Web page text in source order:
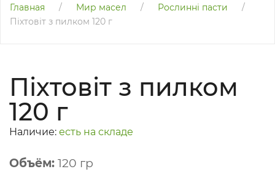
Главная / Мир масел / Рослинні пасти
/
Піхтовіт з пилком 120 г
Піхтовіт з пилком
120 г
Наличие: есть на складе
Объём: 120 гр